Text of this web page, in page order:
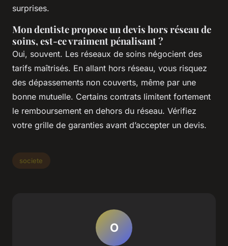
surprises.
Mon dentiste propose un devis hors réseau de
soins, est-ce vraiment pénalisant ?
Oui, souvent. Les réseaux de soins négocient des
tarifs maîtrisés. En allant hors réseau, vous risquez
des dépassements non couverts, même par une
bonne mutuelle. Certains contrats limitent fortement
le remboursement en dehors du réseau. Vérifiez
votre grille de garanties avant d’accepter un devis.
societe
O